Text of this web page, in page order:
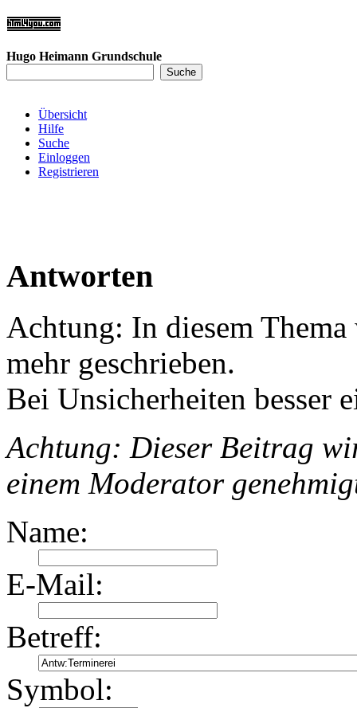
Hugo Heimann Grundschule
Übersicht
Hilfe
Suche
Einloggen
Registrieren
Antworten
Achtung: In diesem
mehr geschrieben.
Bei Unsicherheiten besser
Achtung: Dieser Beitrag
einem Moderator
Name:
E-Mail:
Betreff:
Symbol: